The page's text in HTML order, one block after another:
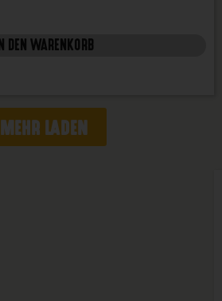
IN DEN WARENKORB
MEHR LADEN